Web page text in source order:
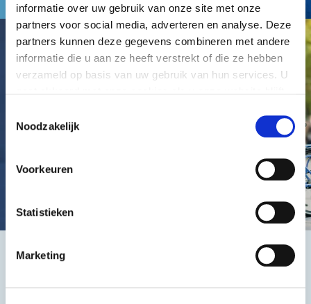
informatie over uw gebruik van onze site met onze
partners voor social media, adverteren en analyse. Deze
partners kunnen deze gegevens combineren met andere
informatie die u aan ze heeft verstrekt of die ze hebben
verzameld op basis van uw gebruik van hun services. U
Noodzakelijk
Voorkeuren
Statistieken
Marketing
Het beste, de goedkoopste